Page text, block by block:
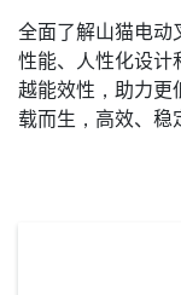
全面了解山猫电动
性能、人性化设计
越能效性，助力更
载而生，高效、稳